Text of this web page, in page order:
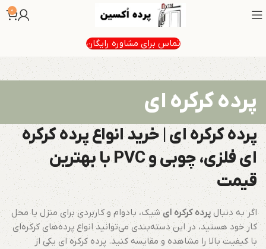
0
تماس برای مشاوره رایگان
پرده کرکره ای
پرده کرکره ای | خرید انواع پرده کرکره
ای فلزی، چوبی و PVC با بهترین
قیمت
اگر به دنبالپرده کرکره ایشیک، بادوام و کاربردی برای منزل یا محل
کار خود هستید، در این دسته‌بندی می‌توانید انواع پرده‌های کرکره‌ای
با کیفیت بالا را مشاهده و مقایسه کنید. پرده کرکره ای یکی از